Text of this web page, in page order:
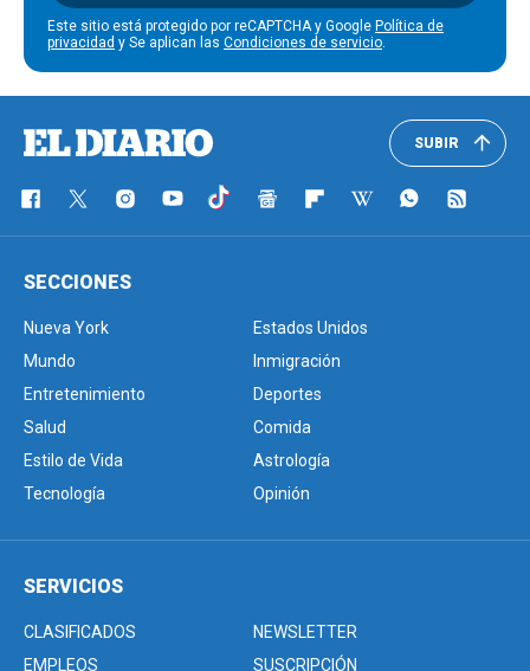
Este sitio está protegido por reCAPTCHA y Google Política de
privacidad y Se aplican las Condiciones de servicio.
SUBIR
SECCIONES
Nueva York
Estados Unidos
Mundo
Inmigración
Entretenimiento
Deportes
Salud
Comida
Estilo de Vida
Astrología
Tecnología
Opinión
SERVICIOS
CLASIFICADOS
NEWSLETTER
EMPLEOS
SUSCRIPCIÓN